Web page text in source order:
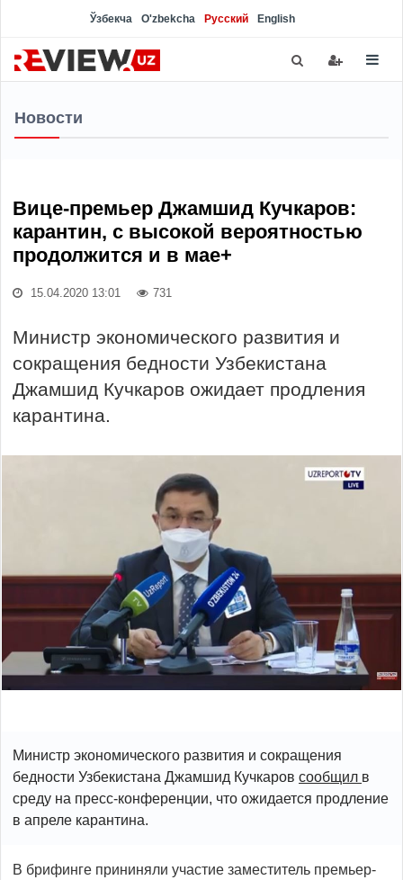
Ўзбекча O'zbekcha Русский English
Новости
Вице-премьер Джамшид Кучкаров:
карантин, с высокой вероятностью
продолжится и в мае+
15.04.2020 13:01 731
Министр экономического развития и
сокращения бедности Узбекистана
Джамшид Кучкаров ожидает продления
карантина.
Министр экономического развития и сокращения
бедности Узбекистана Джамшид Кучкаров сообщил в
среду на пресс-конференции, что ожидается продление
в апреле карантина.
В брифинге прининяли участие заместитель премьер-